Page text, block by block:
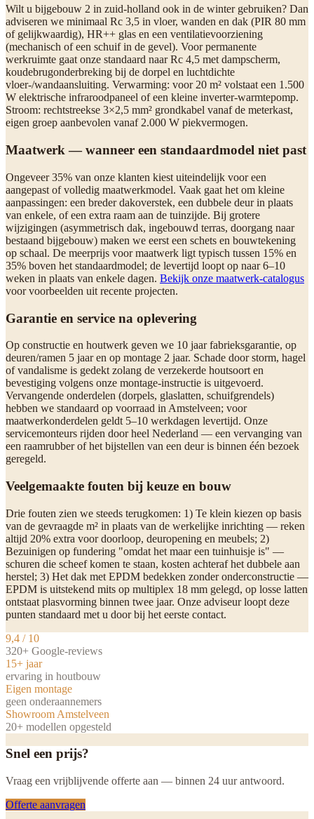
Wilt u bijgebouw 2 in zuid-holland ook in de winter gebruiken? Dan
adviseren we minimaal Rc 3,5 in vloer, wanden en dak (PIR 80 mm
of gelijkwaardig), HR++ glas en een ventilatievoorziening
(mechanisch of een schuif in de gevel). Voor permanente
werkruimte gaat onze standaard naar Rc 4,5 met dampscherm,
koudebrugonderbreking bij de dorpel en luchtdichte
vloer-/wandaansluiting. Verwarming: voor 20 m² volstaat een 1.500
W elektrische infraroodpaneel of een kleine inverter-warmtepomp.
Stroom: rechtstreekse 3×2,5 mm² grondkabel vanaf de meterkast,
eigen groep aanbevolen vanaf 2.000 W piekvermogen.
Maatwerk — wanneer een standaardmodel niet past
Ongeveer 35% van onze klanten kiest uiteindelijk voor een
aangepast of volledig maatwerkmodel. Vaak gaat het om kleine
aanpassingen: een breder dakoverstek, een dubbele deur in plaats
van enkele, of een extra raam aan de tuinzijde. Bij grotere
wijzigingen (asymmetrisch dak, ingebouwd terras, doorgang naar
bestaand bijgebouw) maken we eerst een schets en bouwtekening
op schaal. De meerprijs voor maatwerk ligt typisch tussen 15% en
35% boven het standaardmodel; de levertijd loopt op naar 6–10
weken in plaats van enkele dagen. Bekijk onze maatwerk-catalogus
voor voorbeelden uit recente projecten.
Garantie en service na oplevering
Op constructie en houtwerk geven we 10 jaar fabrieksgarantie, op
deuren/ramen 5 jaar en op montage 2 jaar. Schade door storm, hagel
of vandalisme is gedekt zolang de verzekerde houtsoort en
bevestiging volgens onze montage-instructie is uitgevoerd.
Vervangende onderdelen (dorpels, glaslatten, schuifgrendels)
hebben we standaard op voorraad in Amstelveen; voor
maatwerkonderdelen geldt 5–10 werkdagen levertijd. Onze
servicemonteurs rijden door heel Nederland — een vervanging van
een raamrubber of het bijstellen van een deur is binnen één bezoek
geregeld.
Veelgemaakte fouten bij keuze en bouw
Drie fouten zien we steeds terugkomen: 1) Te klein kiezen op basis
van de gevraagde m² in plaats van de werkelijke inrichting — reken
altijd 20% extra voor doorloop, deuropening en meubels; 2)
Bezuinigen op fundering "omdat het maar een tuinhuisje is" —
schuren die scheef komen te staan, kosten achteraf het dubbele aan
herstel; 3) Het dak met EPDM bedekken zonder onderconstructie —
EPDM is uitstekend mits op multiplex 18 mm gelegd, op losse latten
ontstaat plasvorming binnen twee jaar. Onze adviseur loopt deze
punten standaard met u door bij het eerste contact.
9,4 / 10
320+ Google-reviews
15+ jaar
ervaring in houtbouw
Eigen montage
geen onderaannemers
Showroom Amstelveen
20+ modellen opgesteld
Snel een prijs?
Vraag een vrijblijvende offerte aan — binnen 24 uur antwoord.
Offerte aanvragen